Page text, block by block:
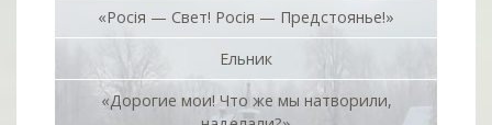
«Росiя — Свет! Росiя — Предстоянье!»
Ельник
«Дорогие мои! Что же мы натворили,